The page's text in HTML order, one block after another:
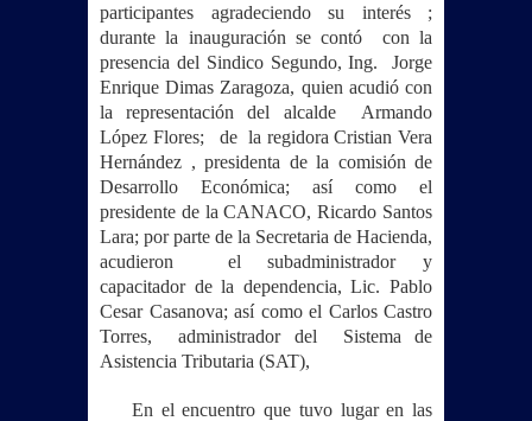
participantes agradeciendo su interés ;
durante la inauguración se contó con la
presencia del Sindico Segundo, Ing. Jorge
Enrique Dimas Zaragoza, quien acudió con
la representación del alcalde Armando
López Flores; de la regidora Cristian Vera
Hernández , presidenta de la comisión de
Desarrollo Económica; así como el
presidente de la CANACO, Ricardo Santos
Lara; por parte de la Secretaria de Hacienda,
acudieron el subadministrador y
capacitador de la dependencia, Lic. Pablo
Cesar Casanova; así como el Carlos Castro
Torres, administrador del Sistema de
Asistencia Tributaria (SAT),
En el encuentro que tuvo lugar en las